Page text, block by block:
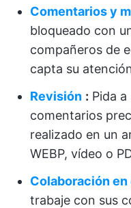
Comentarios y
bloqueado con
compañeros de
capta su
Revisión : Pida
comentarios
realizado en un
WEBP, vídeo o
Colaboración
trabaje con sus